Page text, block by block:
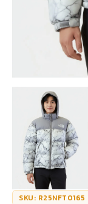
SKU: R25NFT0165